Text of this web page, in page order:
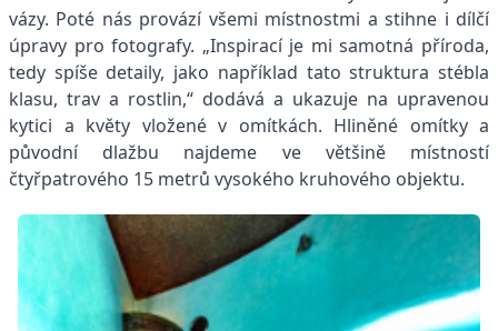
vázy. Poté nás provází všemi místnostmi a stihne i dílčí
úpravy pro fotografy. „Inspirací je mi samotná příroda,
tedy spíše detaily, jako například tato struktura stébla
klasu, trav a rostlin,“ dodává a ukazuje na upravenou
kytici a květy vložené v omítkách. Hliněné omítky a
původní dlažbu najdeme ve většině místností
čtyřpatrového 15 metrů vysokého kruhového objektu.